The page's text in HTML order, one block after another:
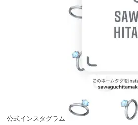
公式インスタグラム